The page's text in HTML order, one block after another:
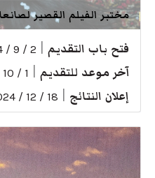
مختبر الفيلم القصير
فتح باب التقديم 2 / 9 / 2024
آخر موعد للتقديم 1 / 10 / 2024
إعلان النتائج 18 / 12 / 2024